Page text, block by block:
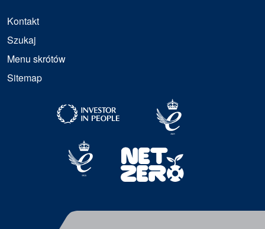
Kontakt
Szukaj
Menu skrótów
Sitemap